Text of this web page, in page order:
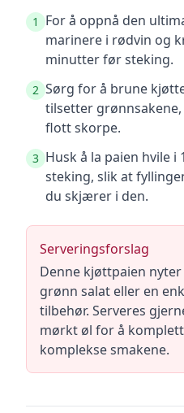
1
For å oppnå den
marinere i rødvin og
minutter før steking.
2 Sørg for å brune
tilsetter
flott skorpe.
3 Husk å la paien hvile
steking, slik at
du skjærer i den.
Serveringsforslag
Denne kjøttpaien
grønn salat eller en
tilbehør. Serveres
mørkt øl for å
komplekse smakene.